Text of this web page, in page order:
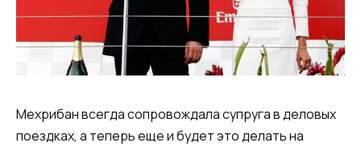
Мехрибан всегда сопровождала супруга в деловых
поездках, а теперь еще и будет это делать на